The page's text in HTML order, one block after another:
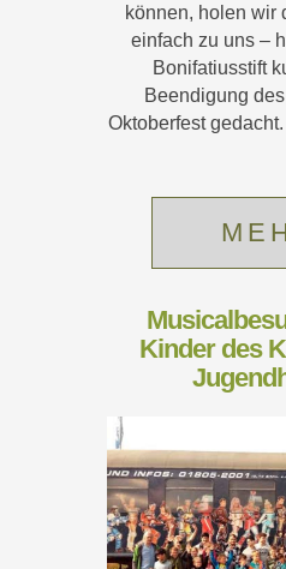
können, holen wir
einfach zu uns –
Bonifatiusstift
Beendigung
Oktoberfest
Kinder des